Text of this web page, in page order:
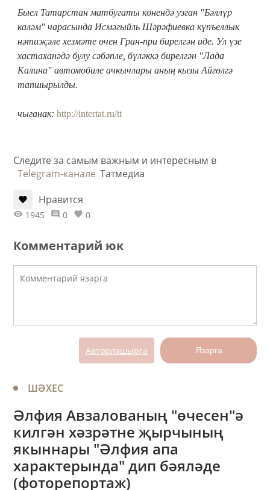
Быел Татарстан матбугаты көнендә узган "Бәллүр
каләм" чарасында Исмәгыйль Шәрәфиевка күпъеллык
нәтиҗәле хезмәте өчен Гран-при бирелгән иде. Ул үзе
хастаханәдә булу сәбәпле, бүләккә бирелгән "Лада
Калина" автомобиле ачкычлары аның кызы Айгөлгә
тапшырылды.
чыганак: http://intertat.ru/tt
Следите за самым важным и интересным в
Telegram-канале Татмедиа
Нравится
1945 0 0
Комментарий юк
Авторлашырга Язарга
ШӘХЕС
Әлфия Авзалованың "өчесен"ә
килгән хәзрәтне җырчының
якыннары "Әлфия апа
характерында" дип бәяләде
(фоторепортаж)